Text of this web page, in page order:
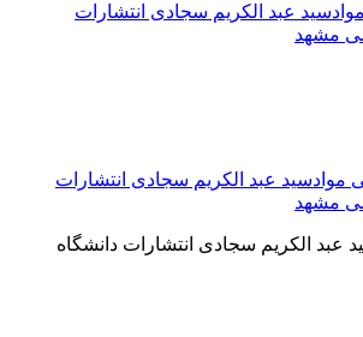
عبد الکریم سجادی انتشارات
مشهد
عبد الکریم سجادی انتشارات دانشگاه